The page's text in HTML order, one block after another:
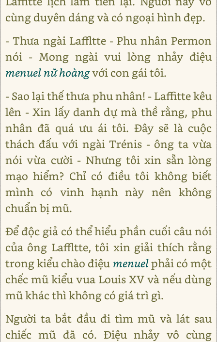
cùng duyên dáng và có ngoại hình đẹp.
- Thưa ngài Laffltte - Phu nhân Permon
nói - Mong ngài vui lòng nhảy điệu
menuel nữ hoàngvới con gái tôi.
- Sao lại thế thưa phu nhân! - Laffitte kêu
lên - Xin lấy danh dự mà thề rằng, phu
nhân đã quá ưu ái tôi. Đây sẽ là cuộc
thách đấu với ngài Trénis - ông ta vừa
nói vừa cười - Nhưng tôi xin sẵn lòng
mạo hiểm? Chỉ có điều tôi không biết
mình có vinh hạnh này nên không
chuẩn bị mũ.
Để độc giả có thể hiểu phần cuối câu nói
của ông Laffltte, tôi xin giải thích rằng
trong kiểu chào điệu menuelphải có một
chếc mũ kiểu vua Louis XV và nếu dùng
mũ khác thì không có giá trì gì.
Người ta bắt đầu đi tìm mũ và lát sau
chiếc mũ đã có. Điệu nhảy vô cùng